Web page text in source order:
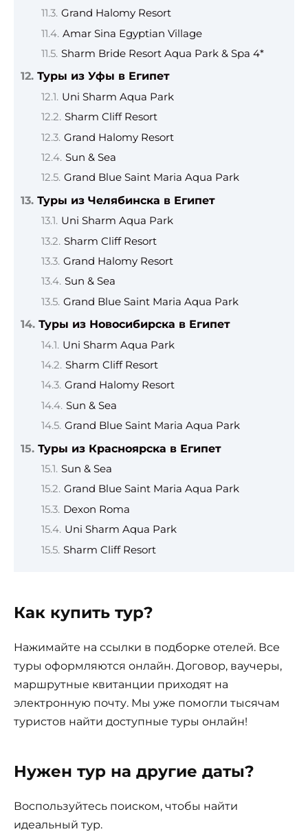
Grand Halomy Resort
Amar Sina Egyptian Village
Sharm Bride Resort Aqua Park & Spa 4*
Туры из Уфы в Египет
Uni Sharm Aqua Park
Sharm Cliff Resort
Grand Halomy Resort
Sun & Sea
Grand Blue Saint Maria Aqua Park
Туры из Челябинска в Египет
Uni Sharm Aqua Park
Sharm Cliff Resort
Grand Halomy Resort
Sun & Sea
Grand Blue Saint Maria Aqua Park
Туры из Новосибирска в Египет
Uni Sharm Aqua Park
Sharm Cliff Resort
Grand Halomy Resort
Sun & Sea
Grand Blue Saint Maria Aqua Park
Туры из Красноярска в Египет
Sun & Sea
Grand Blue Saint Maria Aqua Park
Dexon Roma
Uni Sharm Aqua Park
Sharm Cliff Resort
Как купить тур?
Нажимайте на ссылки в подборке отелей. Все
туры оформляются онлайн. Договор, ваучеры,
маршрутные квитанции приходят на
электронную почту. Мы уже помогли тысячам
туристов найти доступные туры онлайн!
Нужен тур на другие даты?
Воспользуйтесь поиском, чтобы найти
идеальный тур.